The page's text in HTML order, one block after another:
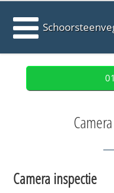
Camera inspectie